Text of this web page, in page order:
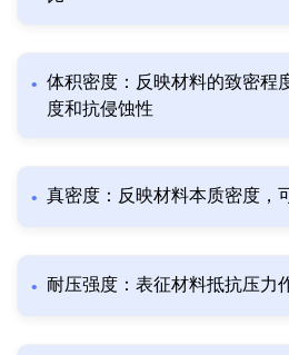
体积密度：反映材料的致密程
度和抗侵蚀性
真密度：反映材料本质密度，
耐压强度：表征材料抵抗压力